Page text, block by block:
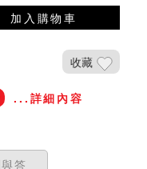
加入購物車
收藏
...詳細內容
答